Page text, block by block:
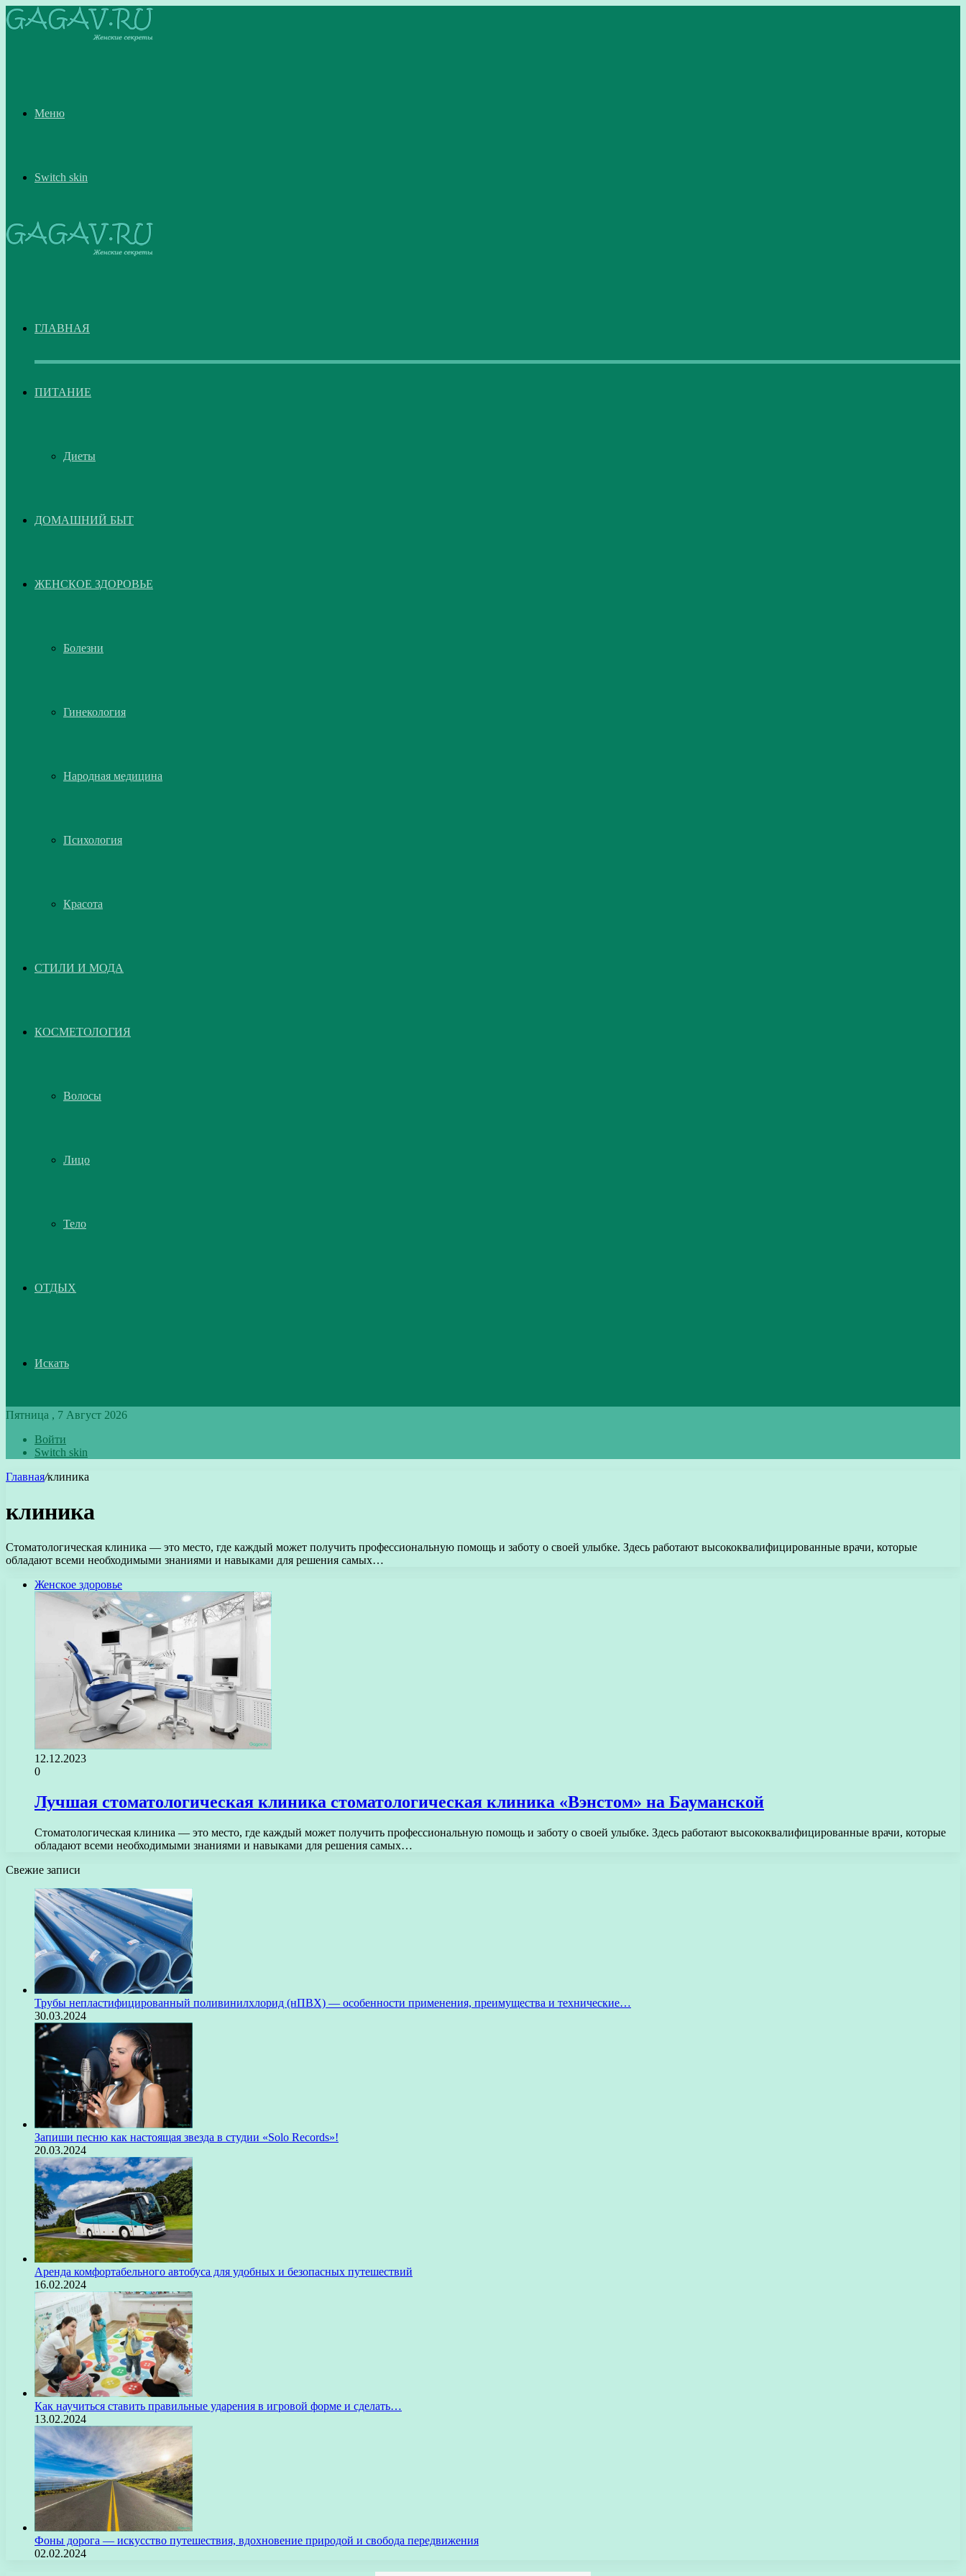
Меню
Switch skin
ГЛАВНАЯ
ПИТАНИЕ
Диеты
ДОМАШНИЙ БЫТ
ЖЕНСКОЕ ЗДОРОВЬЕ
Болезни
Гинекология
Народная медицина
Психология
Красота
СТИЛИ И МОДА
КОСМЕТОЛОГИЯ
Волосы
Лицо
Тело
ОТДЫХ
Искать
Пятница , 7 Август 2026
Войти
Switch skin
Главная/клиника
клиника
Стоматологическая клиника — это место, где каждый может получить профессиональную помощь и заботу о своей улыбке. Здесь работают высококвалифицированные врачи, которые
обладают всеми необходимыми знаниями и навыками для решения самых…
Женское здоровье
12.12.2023
0
Лучшая стоматологическая клиника стоматологическая клиника «Вэнстом» на Бауманской
Стоматологическая клиника — это место, где каждый может получить профессиональную помощь и заботу о своей улыбке. Здесь работают высококвалифицированные врачи, которые
обладают всеми необходимыми знаниями и навыками для решения самых…
Свежие записи
Трубы непластифицированный поливинилхлорид (нПВХ) — особенности применения, преимущества и технические…
30.03.2024
Запиши песню как настоящая звезда в студии «Solo Records»!
20.03.2024
Аренда комфортабельного автобуса для удобных и безопасных путешествий
16.02.2024
Как научиться ставить правильные ударения в игровой форме и сделать…
13.02.2024
Фоны дорога — искусство путешествия, вдохновение природой и свобода передвижения
02.02.2024